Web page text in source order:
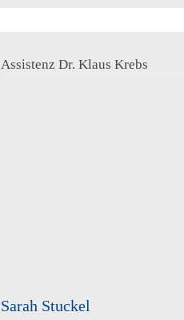
Assistenz Dr. Klaus Krebs
Sarah Stuckel